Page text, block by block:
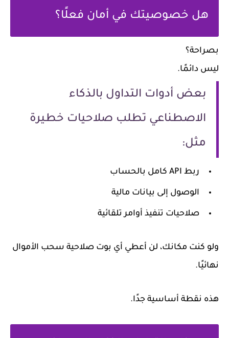
هل خصوصيتك في أمان فعلًا؟
بصراحة؟
ليس دائمًا.
بعض أدوات التداول بالذكاء
الاصطناعي تطلب صلاحيات خطيرة
مثل:
ربط API كامل بالحساب
الوصول إلى بيانات مالية
صلاحيات تنفيذ أوامر تلقائية
ولو كنت مكانك، لن أعطي أي بوت صلاحية سحب الأموال
نهائيًا.
هذه نقطة أساسية جدًا.